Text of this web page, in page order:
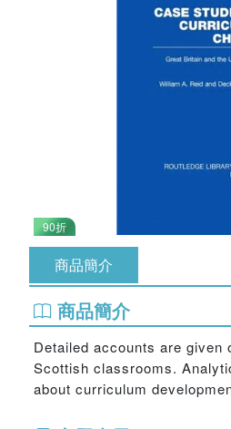
90折
商品簡介
商品簡介
Detailed accounts are
Scottish classrooms.
about curriculum